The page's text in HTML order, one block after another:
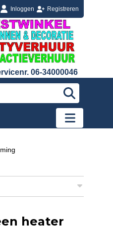
loginInloggen
registreren Registreren
06-34000046
"Zoeken
"Toggle
heater